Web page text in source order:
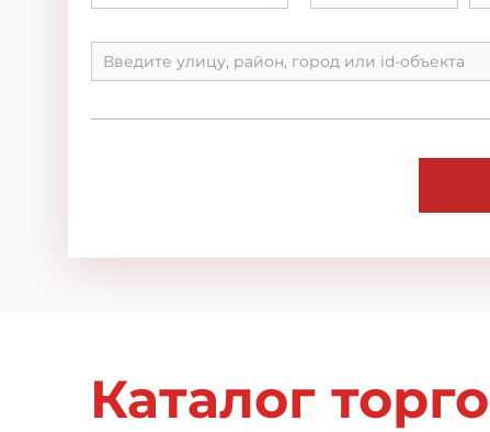
Каталог